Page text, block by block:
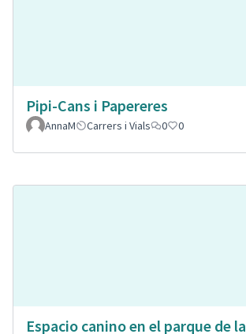
Pipi-Cans i Papereres
AnnaM
Carrers i Vials 0 0
Espacio canino en el parque de la